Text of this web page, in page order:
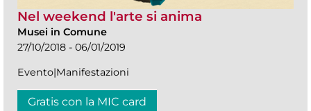
Nel weekend l'arte si anima
Musei in Comune
27/10/2018 - 06/01/2019
Evento|Manifestazioni
Gratis con la MIC card